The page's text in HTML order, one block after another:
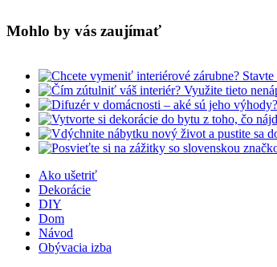
Mohlo by vás zaujímať
Ako ušetriť
Dekorácie
DIY
Dom
Návod
Obývacia izba